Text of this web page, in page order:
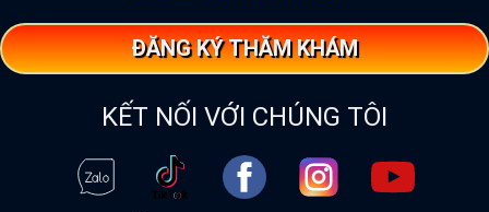
ĐĂNG KÝ THĂM KHÁM
KẾT NỐI VỚI CHÚNG TÔI